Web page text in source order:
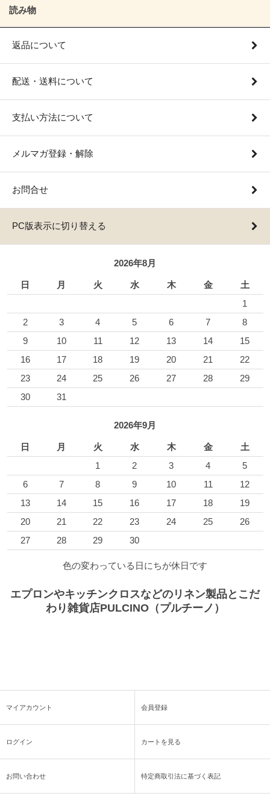
読み物
返品について
配送・送料について
支払い方法について
メルマガ登録・解除
お問合せ
PC版表示に切り替える
2026年8月
日 月 火 水 木 金
土
1
2
3 4 5 6 7
8
9
10 11 12 13 14
15
16
17 18 19 20 21
22
23
24 25 26 27 28
29
30
31
2026年9月
日 月 火 水 木 金
土
1
2 3 4
5
6
7 8 9 10 11
12
13
14 15 16 17 18
19
20
21 22 23 24 25
26
27
28 29 30
色の変わっている日にちが休日です
エプロンやキッチンクロスなどのリネン製品とこだ
わり雑貨店PULCINO（プルチーノ）
マイアカウント 会員登録
ログイン カートを見る
お問い合わせ 特定商取引法に基づく表記